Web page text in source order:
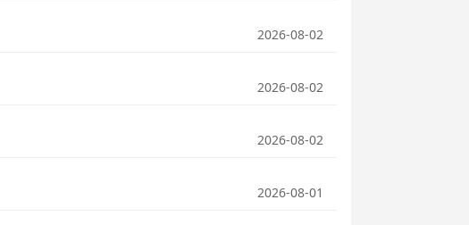
2026-08-02
2026-08-02
2026-08-02
2026-08-01